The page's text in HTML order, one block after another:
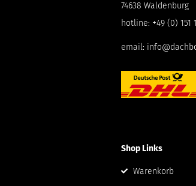
74638 Waldenburg
hotline: +49 (0) 151
email:
Shop Links
Warenkorb